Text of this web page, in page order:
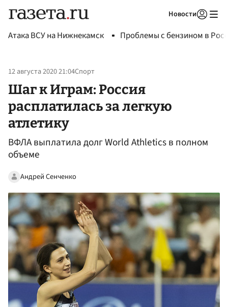
Новости
Атака ВСУ на Нижнекамск Проблемы с бензином в
12 августа 2020 21:04Спорт
Шаг к Играм: Россия
расплатилась за легкую
атлетику
ВФЛА выплатила долг World Athletics в полном
объеме
Андрей Сенченко